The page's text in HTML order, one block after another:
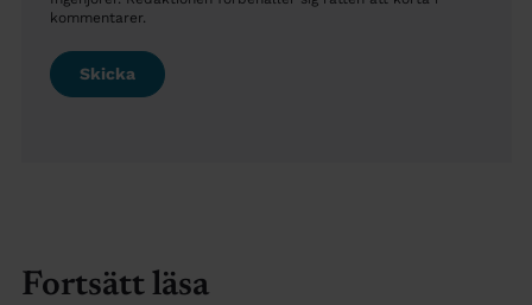
kommentarer.
Fortsätt läsa